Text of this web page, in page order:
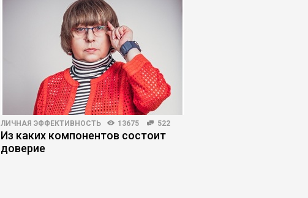
ЛИЧНАЯ ЭФФЕКТИВНОСТЬ 13675 522
Из каких компонентов состоит
доверие